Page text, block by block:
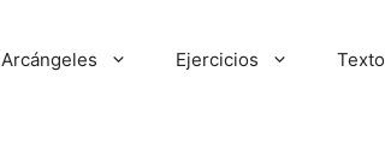
Arcángeles Ejercicios